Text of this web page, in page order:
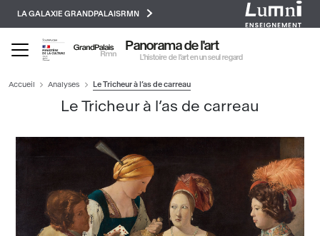
principal
LA GALAXIE GRANDPALAISRMN
Panorama de l'art
L’histoire de l’art en un seul regard
Accueil Analyses Le Tricheur à l’as de carreau
Le Tricheur à l’as de carreau